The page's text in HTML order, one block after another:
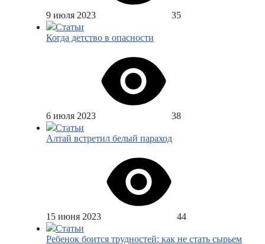
9 июля 2023
35
Статьи
Когда детство в опасности
6 июля 2023
38
Статьи
Алтай встретил белый параход
15 июня 2023
44
Статьи
Ребенок боится трудностей: как не стать сырьем